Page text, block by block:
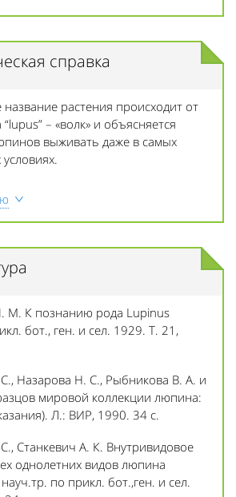
справка
растения происходит от
– «волк» и объясняется
выживать даже в самых
К познанию рода Lupinus
бот., ген. и сел. 1929. Т. 21,
Назарова Н. С., Рыбникова В. А. и
мировой коллекции люпина:
Л.: ВИР, 1990. 34 с.
Станкевич А. К. Внутривидовое
однолетних видов люпина
по прикл. бот.,ген. и сел.